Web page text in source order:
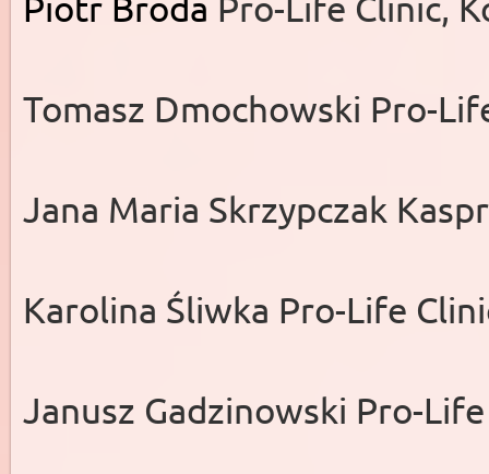
Tomasz Dmochowski Pro-
Jana Maria Skrzypczak
Karolina Śliwka Pro-Life
Janusz Gadzinowski Pro-